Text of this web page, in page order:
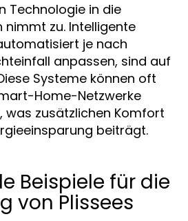
Technologie in die
nimmt zu. Intelligente
je nach
anpassen, sind auf
Systeme können oft
Home-Netzwerke
was zusätzlichen Komfort
beiträgt.
Beispiele für die
von Plissees